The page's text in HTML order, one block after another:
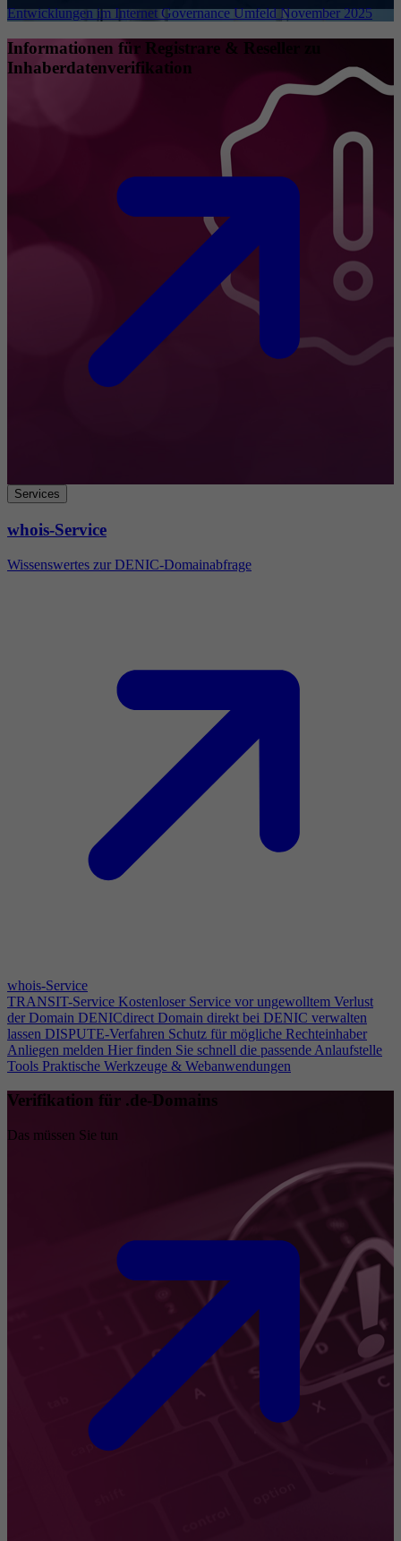
Entwicklungen im Internet Governance Umfeld November 2025
Informationen für Registrare & Reseller zu
Inhaberdatenverifikation
Services
whois-Service
Wissenswertes zur DENIC-Domainabfrage
whois-Service
TRANSIT-Service Kostenloser Service vor ungewolltem Verlust
der Domain DENICdirect Domain direkt bei DENIC verwalten
lassen DISPUTE-Verfahren Schutz für mögliche Rechteinhaber
Anliegen melden Hier finden Sie schnell die passende Anlaufstelle
Tools Praktische Werkzeuge & Webanwendungen
Verifikation für .de-Domains
Das müssen Sie tun